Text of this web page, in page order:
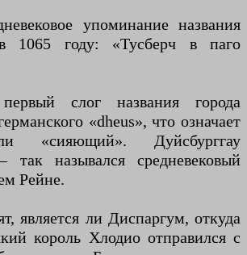
упоминание названия
1065 году: «Тусберч в паго
слог названия города
«dheus», что означает
«сияющий». Дуйсбурггау
назывался средневековый
Рейне.
является ли Диспаргум, откуда
король Хлодио отправился с